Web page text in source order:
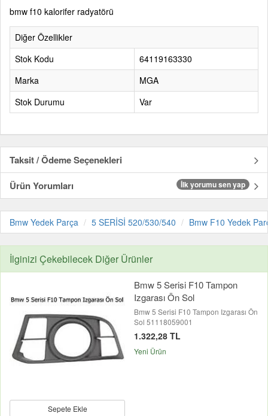
bmw f10 kalorifer radyatörü
Diğer Özellikler
Stok Kodu
64119163330
Marka
MGA
Stok Durumu
Var
Taksit / Ödeme Seçenekleri
Ürün Yorumları
İlk yorumu sen yap
Bmw Yedek Parça 5 SERİSİ 520/530/540 Bmw F10 Yedek
İlginizi Çekebilecek Diğer Ürünler
Sepete Ekle
Bmw 5 Serisi F10 Tampon
Izgarası Ön Sol
Bmw 5 Serisi F10 Tampon Izgarası Ön
Sol 51118059001
1.322,28 TL
Yeni Ürün